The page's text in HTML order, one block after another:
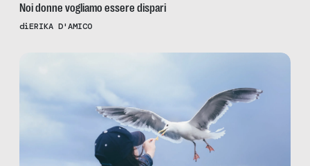
Noi donne vogliamo essere dispari
diERIKA D'AMICO